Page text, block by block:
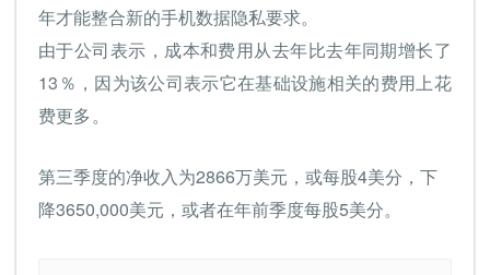
年才能整合新的手机数据隐私要求。
由于公司表示，成本和费用从去年比去年同期增长了
13％，因为该公司表示它在基础设施相关的费用上花
费更多。
第三季度的净收入为2866万美元，或每股4美分，下
降3650,000美元，或者在年前季度每股5美分。